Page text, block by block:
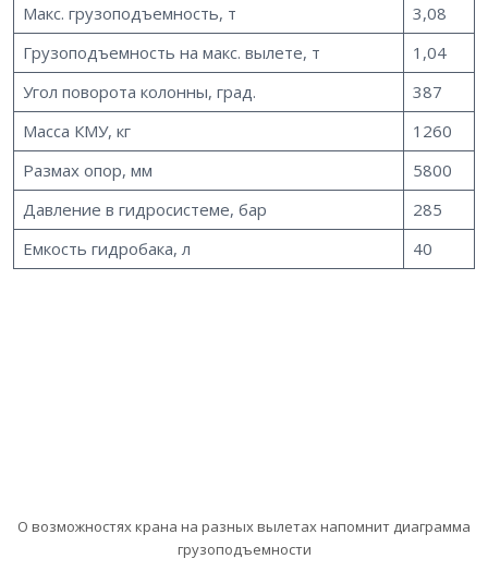
Макс. грузоподъемность, т
3,08
Грузоподъемность на макс. вылете, т
1,04
Угол поворота колонны, град.
387
Масса КМУ, кг
1260
Размах опор, мм
5800
Давление в гидросистеме, бар
285
Емкость гидробака, л
40
О возможностях крана на разных вылетах напомнит диаграмма
грузоподъемности